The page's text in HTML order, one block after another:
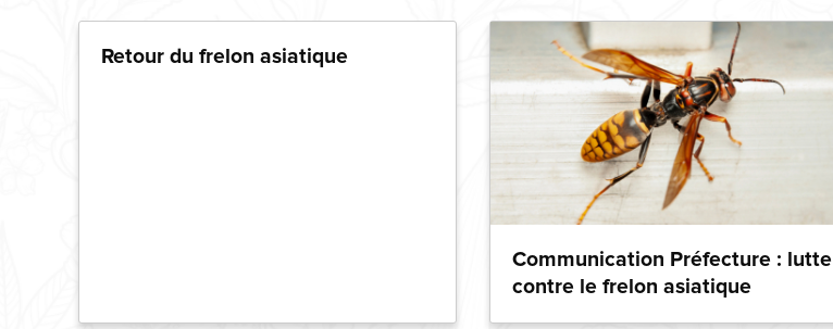
Retour du frelon asiatique
Communication Préfecture : lutte
contre le frelon asiatique